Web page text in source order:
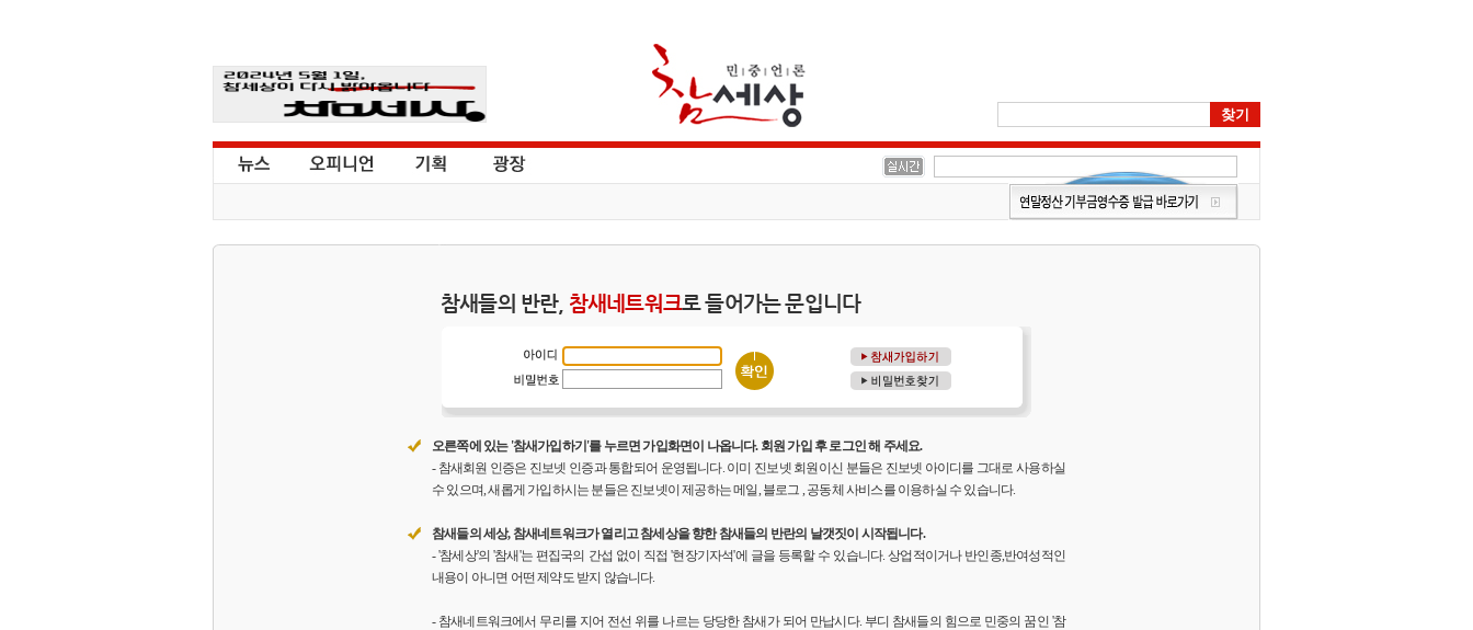
참새들의 반란, 참새네트워크로 들어가는 문입니다
오른쪽에 있는 '참새가입하기'를 누르면 가입화면이 나옵니다. 회원 가입 후 로그인 해 주세요.
- 참새회원 인증은 진보넷 인증과 통합되어 운영됩니다. 이미 진보넷 회원이신 분들은 진보넷 아이디를 그대로 사용하실
수 있으며, 새롭게 가입하시는 분들은 진보넷이 제공하는 메일, 블로그 , 공동체 사비스를 이용하실 수 있습니다.
참새들의 세상, 참새네트워크가 열리고 참세상을 향한 참새들의 반란의 날갯짓이 시작됩니다.
- '참세상'의 '참새'는 편집국의 간섭 없이 직접 '현장기자석'에 글을 등록할 수 있습니다. 상업적이거나 반인종,반여성적인
내용이 아니면 어떤 제약도 받지 않습니다.
- 참새네트워크에서 무리를 지어 전선 위를 나르는 당당한 참새가 되어 만납시다. 부디 참새들의 힘으로 민중의 꿈인 '참